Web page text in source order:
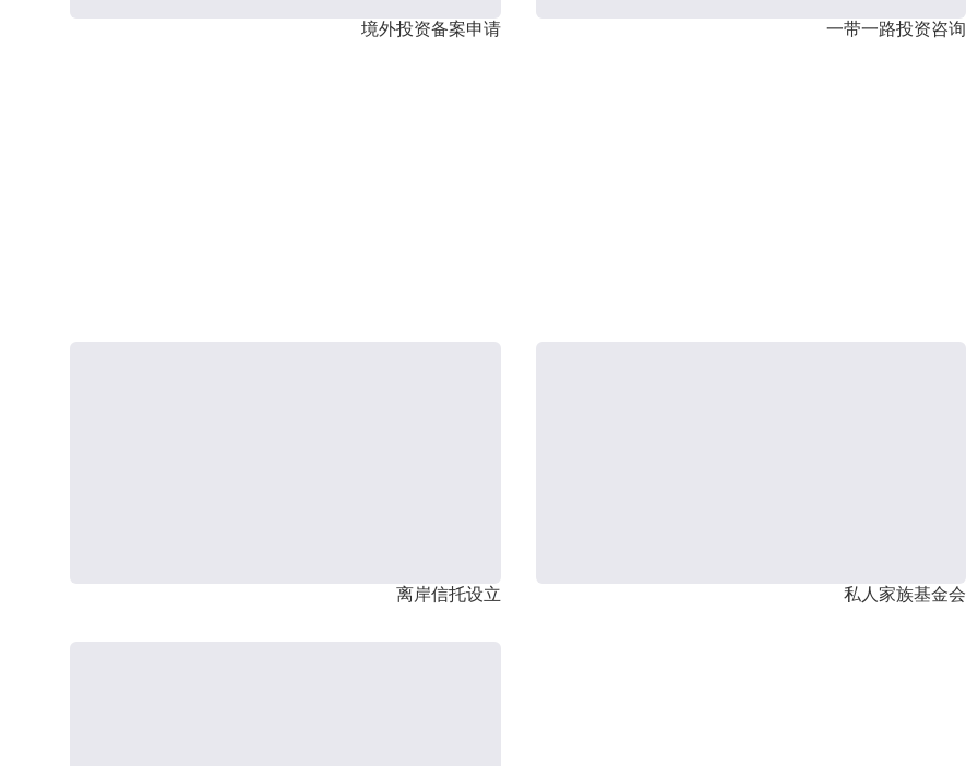
境外投资备案申请 一带一路投资咨询
离岸信托设立 私人家族基金会